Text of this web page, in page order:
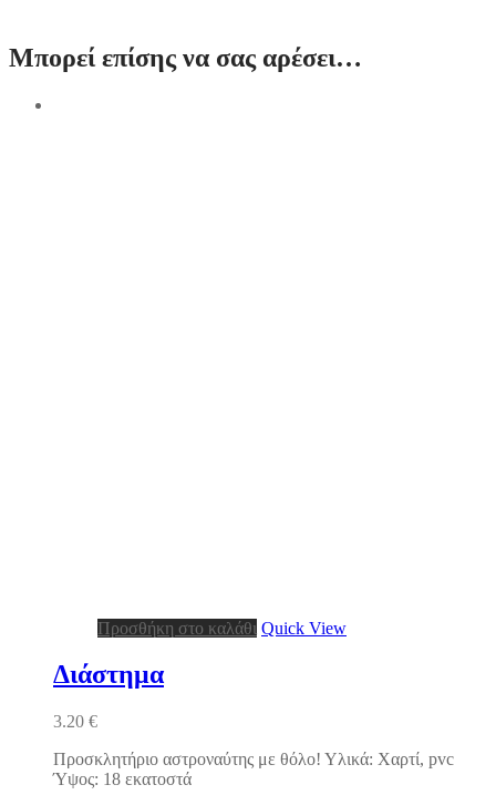
Μπορεί επίσης να σας αρέσει…
Προσθήκη στο καλάθι Quick View
Διάστημα
3.20 €
Προσκλητήριο αστροναύτης με θόλο! Υλικά: Χαρτί, pvc
Ύψος: 18 εκατοστά